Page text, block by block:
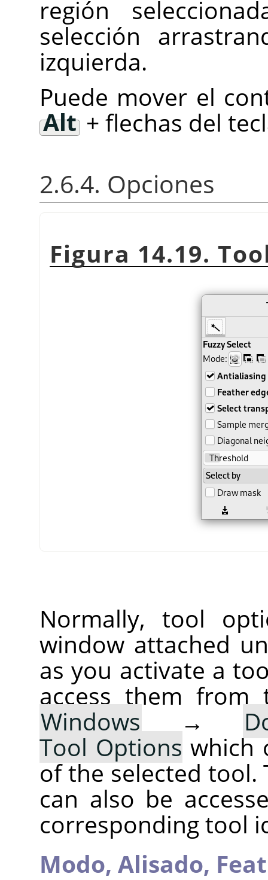
región
selección
izquierda.
Puede mover el
Alt+ flechas del
2.6.4. Opciones
Figura 14.19.
Normally, tool
window attached
as you activate a
access them from
Windows →
Tool Options which
of the selected tool.
can also be
corresponding tool
Modo, Alisado,